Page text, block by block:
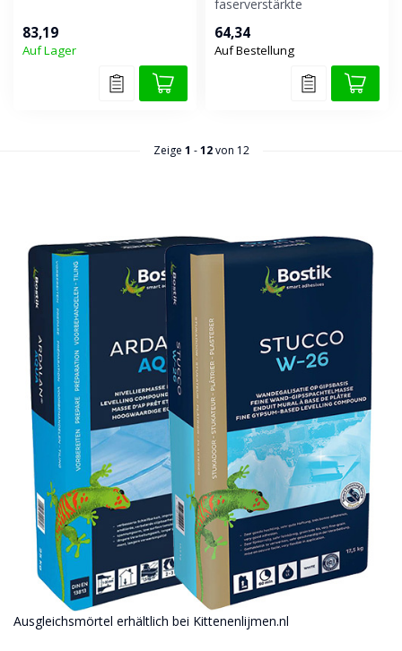
83,19
Auf Lager
faserverstärkte
Innenböden. Geeignet zu...
64,34
Auf Bestellung
Zeige 1 -12von 12
Ausgleichsmörtel erhältlich bei Kittenenlijmen.nl